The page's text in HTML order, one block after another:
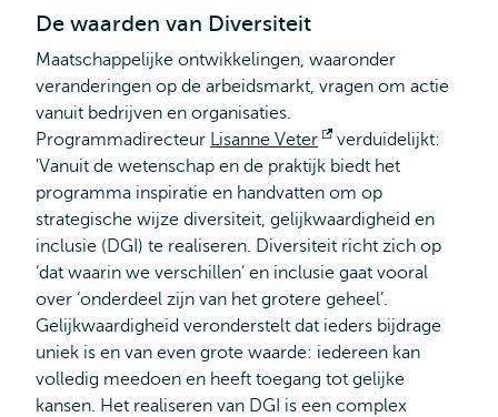
De waarden van Diversiteit
Maatschappelijke ontwikkelingen, waaronder
veranderingen op de arbeidsmarkt, vragen om actie
vanuit bedrijven en organisaties.
Programmadirecteur Lisanne Veter
Opent
extern
verduidelijkt:
'Vanuit de wetenschap en de praktijk biedt het
programma inspiratie en handvatten om op
strategische wijze diversiteit, gelijkwaardigheid en
inclusie (DGI) te realiseren. Diversiteit richt zich op
‘dat waarin we verschillen’ en inclusie gaat vooral
over ‘onderdeel zijn van het grotere geheel’.
Gelijkwaardigheid veronderstelt dat ieders bijdrage
uniek is en van even grote waarde: iedereen kan
volledig meedoen en heeft toegang tot gelijke
kansen. Het realiseren van DGI is een complex